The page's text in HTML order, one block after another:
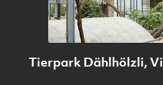
Tierpark Dählhölzli,